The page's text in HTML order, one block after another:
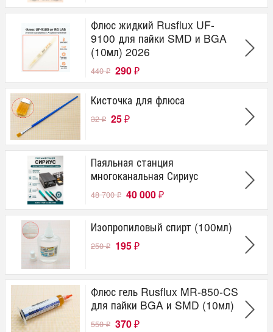
Флюс жидкий Rusflux UF-
9100 для пайки SMD и BGA
(10мл) 2026
440₽ 290 ₽
Кисточка для флюса
32₽ 25 ₽
Паяльная станция
многоканальная Сириус
48 700₽ 40 000 ₽
Изопропиловый спирт (100мл)
250₽ 195 ₽
Флюс гель Rusflux MR-850-CS
для пайки BGA и SMD (10мл)
550₽ 370 ₽